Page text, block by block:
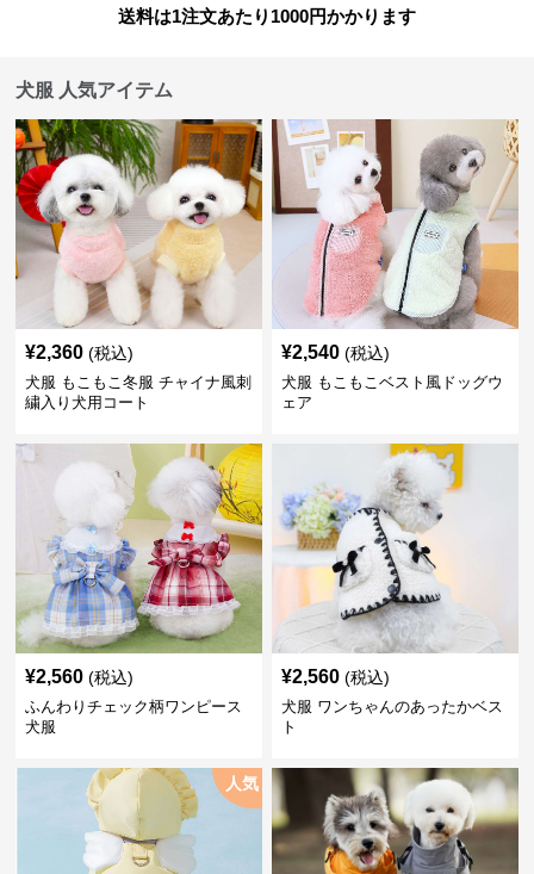
送料は1注文あたり 1000円かかります
犬服 人気アイテム
¥2,360 (税込)
犬服 もこもこ冬服 チャイナ風刺
繍入り犬用コート
¥2,540 (税込)
犬服 もこもこベスト風ドッグウ
ェア
¥2,560 (税込)
ふんわりチェック柄ワンピース
犬服
¥2,560 (税込)
犬服 ワンちゃんのあったかベス
ト
人気